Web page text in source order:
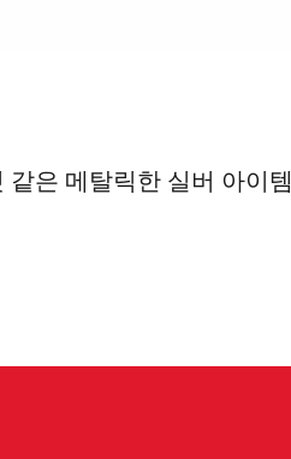
은 메탈릭한 실버 아이템